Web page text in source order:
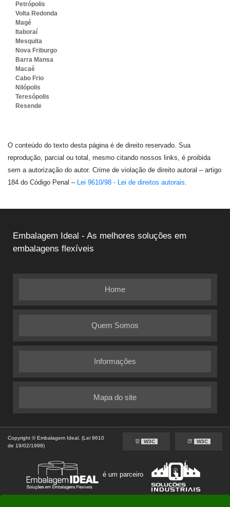
Petrópolis
Volta Redonda
Magé
Itaboraí
Mesquita
Nova Friburgo
Barra Mansa
Macaé
Cabo Frio
Nilópolis
Teresópolis
Resende
O conteúdo do texto desta página é de direito reservado. Sua
reprodução, parcial ou total, mesmo citando nossos links, é proibida
sem a autorização do autor. Crime de violação de direito autoral – artigo
184 do Código Penal – Lei 9610/98 - Lei de direitos autorais.
Embalagem Ideal - As melhores soluções em
embalagens flexíveis
Home
Quem Somos
Informações
Mapa do site
Copyright © Embalagem Ideal. (Lei 9610
de 19/02/1998)
W3C W3C
é um parceiro